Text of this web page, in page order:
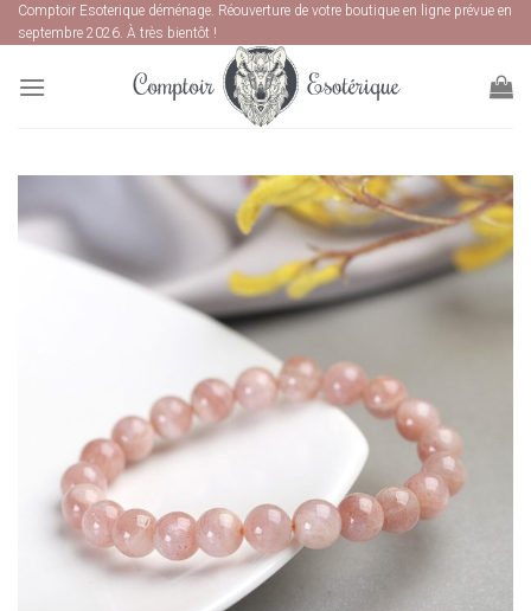
Skip
to
Comptoir Esoterique déménage. Réouverture de votre boutique en ligne prévue en
septembre 2026. À très bientôt !